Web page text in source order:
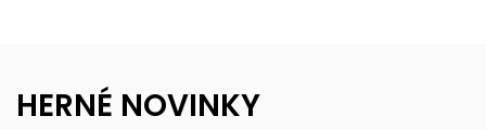
HERNÉ NOVINKY